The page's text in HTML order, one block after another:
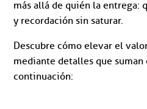
más allá de quién la entrega:
y recordación sin saturar.
Descubre cómo elevar el
mediante detalles que suman
continuación: